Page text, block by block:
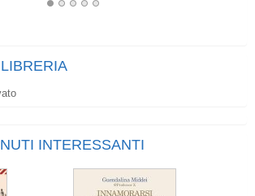
INTERESSANTI